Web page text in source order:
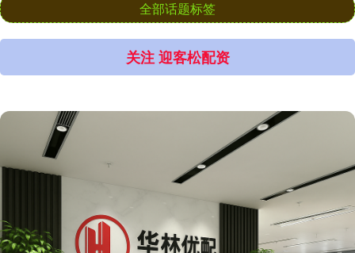
全部话题标签
关注 迎客松配资